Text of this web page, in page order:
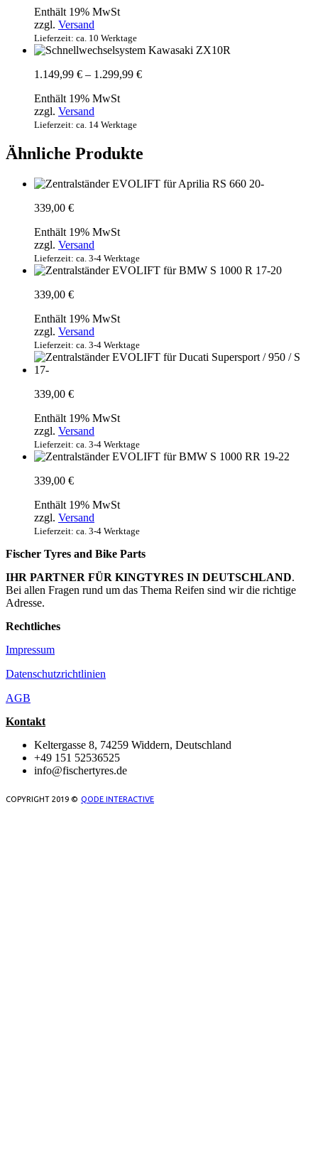
Enthält 19% MwSt
zzgl. Versand
Lieferzeit: ca. 10 Werktage
1.149,99 € – 1.299,99 €Preisspanne:
Enthält 19% MwSt
zzgl. Versand
Lieferzeit: ca. 14 Werktage
Ähnliche Produkte
339,00 €
Enthält 19% MwSt
zzgl. Versand
Lieferzeit: ca. 3-4 Werktage
339,00 €
Enthält 19% MwSt
zzgl. Versand
Lieferzeit: ca. 3-4 Werktage
339,00 €
Enthält 19% MwSt
zzgl. Versand
Lieferzeit: ca. 3-4 Werktage
339,00 €
Enthält 19% MwSt
zzgl. Versand
Lieferzeit: ca. 3-4 Werktage
Fischer Tyres and Bike Parts
IHR PARTNER FÜR KINGTYRES IN DEUTSCHLAND.
Bei allen Fragen rund um das Thema Reifen sind wir die richtige
Adresse.
Rechtliches
Impressum
Datenschutzrichtlinien
AGB
Kontakt
Keltergasse 8, 74259 Widdern, Deutschland
+49 151 52536525
info@fischertyres.de
COPYRIGHT 2019 © QODE INTERACTIVE